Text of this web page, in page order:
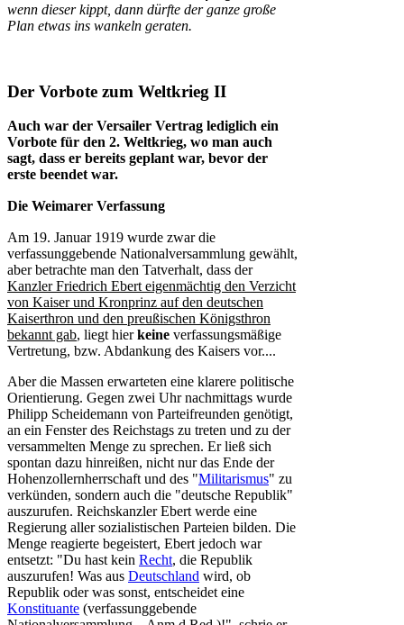
wenn dieser kippt, dann dürfte der ganze große
Plan etwas ins wankeln geraten.
Der Vorbote zum Weltkrieg II
Auch war der Versailer Vertrag lediglich ein
Vorbote für den 2. Weltkrieg, wo man auch
sagt, dass er bereits geplant war, bevor der
erste beendet war.
Die Weimarer Verfassung
Am 19. Januar 1919 wurde zwar die
verfassunggebende Nationalversammlung gewählt,
aber betrachte man den Tatverhalt, dass der
Kanzler Friedrich Ebert eigenmächtig den Verzicht
von Kaiser und Kronprinz auf den deutschen
Kaiserthron und den preußischen Königsthron
bekannt gab, liegt hierkeine verfassungsmäßige
Vertretung, bzw. Abdankung des Kaisers vor....
Aber die Massen erwarteten eine klarere politische
Orientierung. Gegen zwei Uhr nachmittags wurde
Philipp Scheidemann von Parteifreunden genötigt,
an ein Fenster des Reichstags zu treten und zu der
versammelten Menge zu sprechen. Er ließ sich
spontan dazu hinreißen, nicht nur das Ende der
Hohenzollernherrschaft und des "Militarismus" zu
verkünden, sondern auch die "deutsche Republik"
auszurufen. Reichskanzler Ebert werde eine
Regierung aller sozialistischen Parteien bilden. Die
Menge reagierte begeistert, Ebert jedoch war
entsetzt: "Du hast kein Recht, die Republik
auszurufen! Was aus Deutschland wird, ob
Republik oder was sonst, entscheidet eine
Konstituante (verfassunggebende